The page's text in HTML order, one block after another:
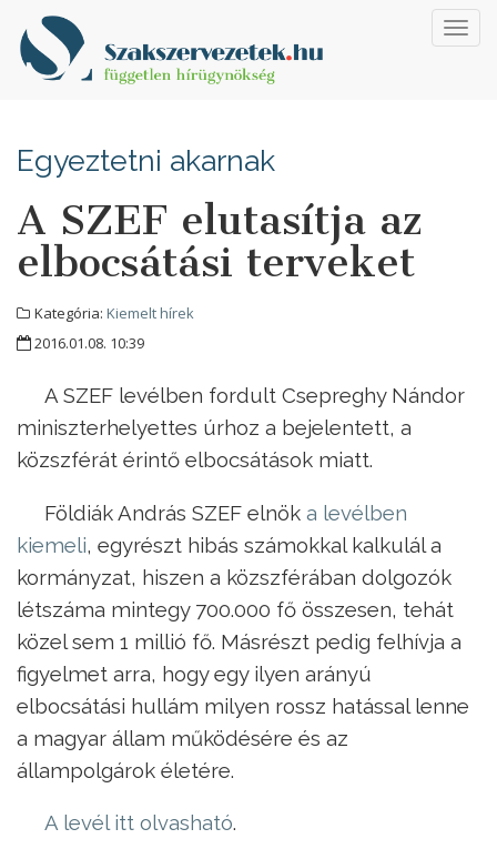
Egyeztetni akarnak
A SZEF elutasítja az
elbocsátási terveket
Kategória: Kiemelt hírek
2016.01.08. 10:39
A SZEF levélben fordult Csepreghy Nándor
miniszterhelyettes úrhoz a bejelentett, a
közszférát érintő elbocsátások miatt.
Földiák András SZEF elnök a levélben
kiemeli, egyrészt hibás számokkal kalkulál a
kormányzat, hiszen a közszférában dolgozók
létszáma mintegy 700.000 fő összesen, tehát
közel sem 1 millió fő. Másrészt pedig felhívja a
figyelmet arra, hogy egy ilyen arányú
elbocsátási hullám milyen rossz hatással lenne
a magyar állam működésére és az
állampolgárok életére.
A levél itt olvasható.